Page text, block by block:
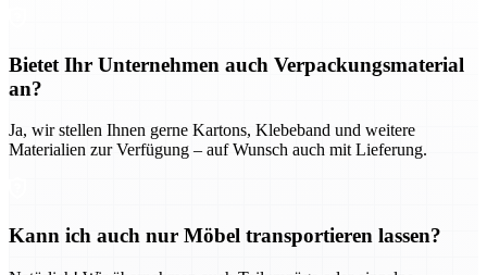
Bietet Ihr Unternehmen auch Verpackungsmaterial
an?
Ja, wir stellen Ihnen gerne Kartons, Klebeband und weitere
Materialien zur Verfügung – auf Wunsch auch mit Lieferung.
Kann ich auch nur Möbel transportieren lassen?